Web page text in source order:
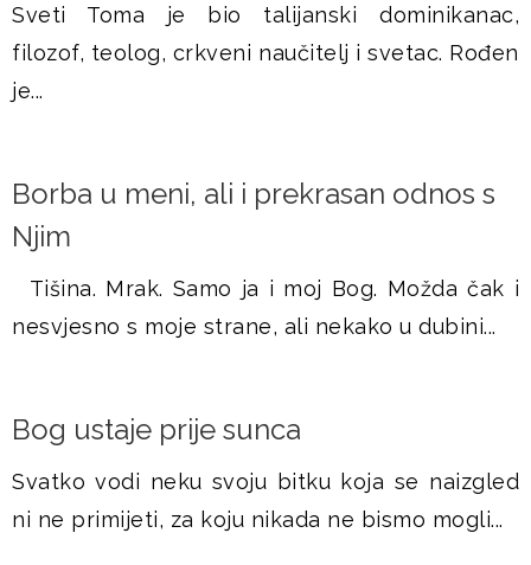
Sveti Toma je bio talijanski dominikanac,
filozof, teolog, crkveni naučitelj i svetac. Rođen
je...
Borba u meni, ali i prekrasan odnos s
Njim
Tišina. Mrak. Samo ja i moj Bog. Možda čak i
nesvjesno s moje strane, ali nekako u dubini...
Bog ustaje prije sunca
Svatko vodi neku svoju bitku koja se naizgled
ni ne primijeti, za koju nikada ne bismo mogli...